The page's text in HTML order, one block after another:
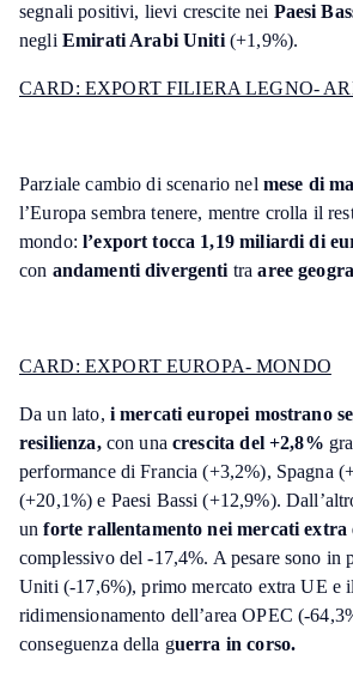
segnali positivi, lievi crescite nei Paesi
negli Emirati Arabi Uniti(+1,9%).
CARD: EXPORT FILIERA LEGNO-
Parziale cambio di scenario nel mese di
l’Europa sembra tenere, mentre crolla il
mondo:l’export tocca 1,19 miliardi di
con andamenti divergenti tra aree
CARD: EXPORT EUROPA- MONDO
Da un lato, i mercati europei mostrano
resilienza,con unacrescita del +2,8%
performance di Francia (+3,2%), Spagna
(+20,1%) e Paesi Bassi (+12,9%).
unforte rallentamento nei mercati extra
complessivo del -17,4%. A pesare sono in
Uniti (-17,6%), primo mercato extra UE e
ridimensionamento dell’area OPEC (-
conseguenza della guerra in corso.